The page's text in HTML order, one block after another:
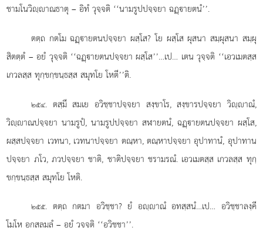
ชามโนวิฺาณธาตุ – อิทํ วุจฺจติ ‘‘นามรูปปจฺจยา ฉฏฺายตนํ’’.
ตตฺถ กตโม ฉฏฺายตนปจฺจยา ผสฺโส? โย ผสฺโส ผุสนา สมฺผุสนา สมฺผุ
สิตตฺตํ – อยํ วุจฺจติ ‘‘ฉฏฺายตนปจฺจยา ผสฺโส’’…เป… เตน วุจฺจติ ‘‘เอวเมตสฺส
เกวลสฺส ทุกฺขกฺขนฺธสฺส สมุทโย โหตี’’ติ.
๒๕๔. ตสฺมึ สมเย อวิชฺชาปจฺจยา สงฺขาโร, สงฺขารปจฺจยา วิฺาณํ,
วิฺาณปจฺจยา นามรูปํ, นามรูปปจฺจยา สฬายตนํ, ฉฏฺายตนปจฺจยา ผสฺโส,
ผสฺสปจฺจยา เวทนา, เวทนาปจฺจยา ตณฺหา, ตณฺหาปจฺจยา อุปาทานํ, อุปาทาน
ปจฺจยา ภโว, ภวปจฺจยา ชาติ, ชาติปจฺจยา ชรามรณํ. เอวเมตสฺส เกวลสฺส ทุกฺ
ขกฺขนฺธสฺส สมุทโย โหติ.
๒๕๕. ตตฺถ กตมา อวิชฺชา? ยํ อฺาณํ อทสฺสนํ…เป… อวิชฺชาลงฺคี
โมโห อกุสลมูลํ – อยํ วุจฺจติ ‘‘อวิชฺชา’’.